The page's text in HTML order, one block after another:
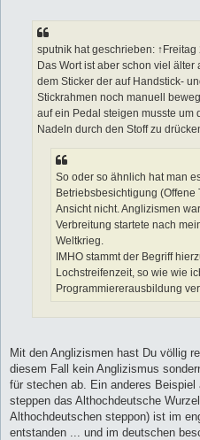
r
a
g
sputnik hat geschrieben:
Das Wort ist aber schon viel
dem Sticker der auf Handstick-
Stickrahmen noch manuell
auf ein Pedal steigen musste
Nadeln durch den Stoff zu
So oder so ähnlich hat man
Betriebsbesichtigung
Ansicht nicht. Anglizismen
Verbreitung startete nach
Weltkrieg.
IMHO stammt der Begriff
Lochstreifenzeit, so wie wie
Programmiererausbildung
Mit den Anglizismen hast Du völlig
diesem Fall kein Anglizismus
für stechen ab. Ein anderes
steppen das Althochdeutsche
Althochdeutschen steppon) ist im
entstanden ... und im deutschen